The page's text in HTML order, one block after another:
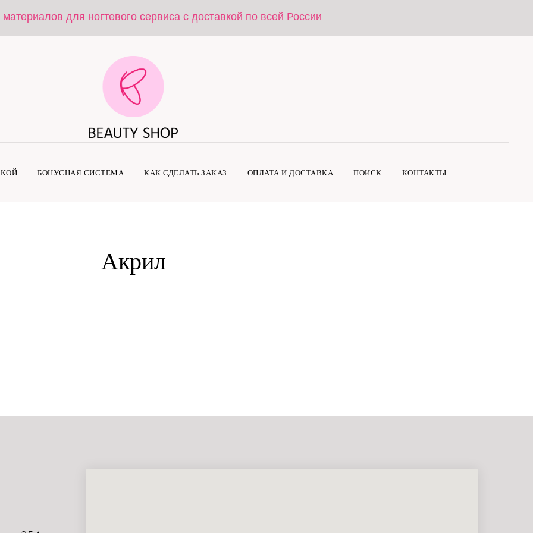
для ногтевого сервиса с доставкой по всей России
БОНУСНАЯ СИСТЕМА КАК СДЕЛАТЬ ЗАКАЗ ОПЛАТА И ДОСТАВКА ПОИСК КОНТАКТЫ
Акрил